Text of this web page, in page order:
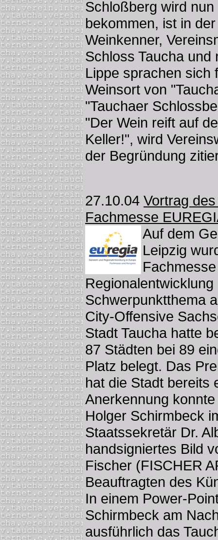
Schloßberg wird
bekommen, ist in
Weinkenner,
Schloss Taucha
Lippe sprachen sich
Weinsort von
"Tauchaer
"Der Wein reift auf
Keller!", wird
der Begründung
27.10.04 Vortrag
Fachmesse
Auf dem
Leipzig
Schwerpunktthema
City-Offensive
Stadt Taucha hatte
87 Städten bei 89
Platz belegt. Das
hat die Stadt bereits
Anerkennung
Holger Schirmbeck
Staatssekretär Dr.
handsigniertes Bild
Fischer (FISCHER
Beauftragten des
In einem Power-
Schirmbeck am
ausführlich das